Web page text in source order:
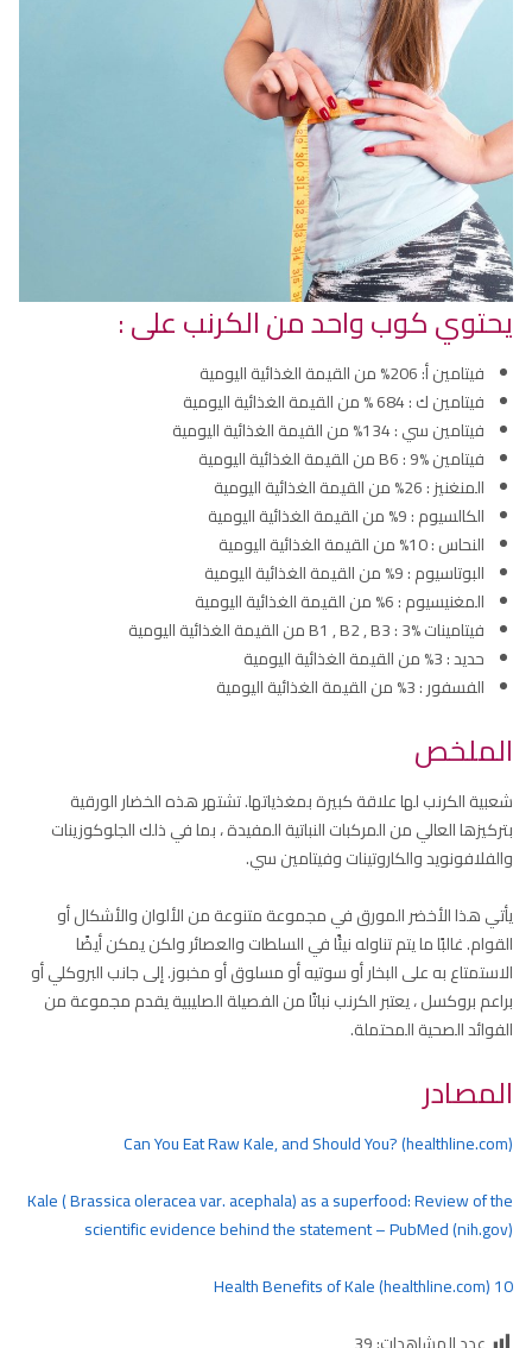
يحتوي كوب واحد من الكرنب على :
فيتامين أ: 206% من القيمة الغذائية اليومية
فيتامين ك : 684 % من القيمة الغذائية اليومية
فيتامين سي : 134% من القيمة الغذائية اليومية
فيتامين B6 : 9% من القيمة الغذائية اليومية
المنغنيز : 26% من القيمة الغذائية اليومية
الكالسيوم : 9% من القيمة الغذائية اليومية
النحاس : 10% من القيمة الغذائية اليومية
البوتاسيوم : 9% من القيمة الغذائية اليومية
المغنيسيوم : 6% من القيمة الغذائية اليومية
فيتامينات B1 , B2 , B3 : 3% من القيمة الغذائية اليومية
حديد : 3% من القيمة الغذائية اليومية
الفسفور : 3% من القيمة الغذائية اليومية
الملخص
شعبية الكرنب لها علاقة كبيرة بمغذياتها. تشتهر هذه الخضار الورقية
بتركيزها العالي من المركبات النباتية المفيدة ، بما في ذلك الجلوكوزينات
والفلافونويد والكاروتينات وفيتامين سي.
يأتي هذا الأخضر المورق في مجموعة متنوعة من الألوان والأشكال أو
القوام. غالبًا ما يتم تناوله نيئًا في السلطات والعصائر ولكن يمكن أيضًا
الاستمتاع به على البخار أو سوتيه أو مسلوق أو مخبوز. إلى جانب البروكلي أو
براعم بروكسل ، يعتبر الكرنب نباتًا من الفصيلة الصليبية يقدم مجموعة من
الفوائد الصحية المحتملة.
المصادر
Can You Eat Raw Kale, and Should You? (healthline.com)
Kale ( Brassica oleracea var. acephala) as a superfood: Review of the
scientific evidence behind the statement – PubMed (nih.gov)
10 Health Benefits of Kale (healthline.com)